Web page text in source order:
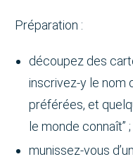
Préparation :
découpez des
inscrivez-y le nom
préférées, et
le monde connaît” ;
munissez-vous